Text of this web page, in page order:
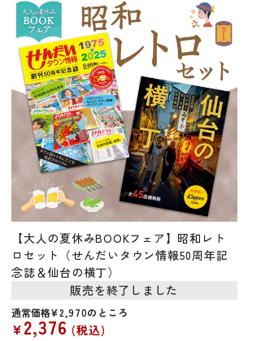
【大人の夏休みBOOKフェア】昭和レト
ロセット（せんだいタウン情報50周年記
念誌＆仙台の横丁）
販売を終了しました
通常価格¥2,970のところ
¥2,376 税込